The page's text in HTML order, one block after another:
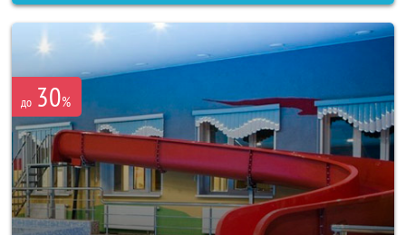
до 30%